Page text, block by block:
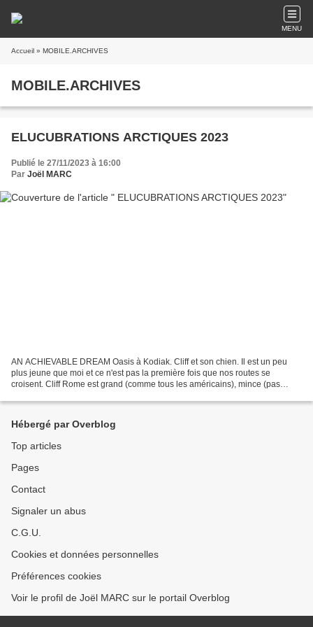
MENU
Accueil » MOBILE.ARCHIVES
MOBILE.ARCHIVES
ELUCUBRATIONS ARCTIQUES 2023
Publié le 27/11/2023 à 16:00
Par Joël MARC
AN ACHIEVABLE DREAM Oasis à Kodiak. Cliff et son chien. Il est un peu
plus jeune que moi et ce n'est pas la première fois que nos routes se
croisent. Cliff Rome est grand (comme tous les américains), mince (pas
Hébergé par Overblog
Top articles
Pages
Contact
Signaler un abus
C.G.U.
Cookies et données personnelles
Préférences cookies
Voir le profil de Joël MARC sur le portail Overblog